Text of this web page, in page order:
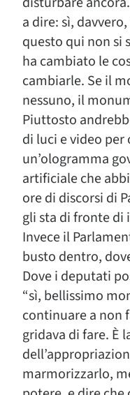
a dire: sì,
questo qui non si
ha cambiato le
cambiarle. Se il
nessuno, il
Piuttosto
di luci e video
un’ologramma
artificiale che
ore di discorsi di
gli sta di fronte di
Invece il
busto dentro,
Dove i deputati
“sì, bellissimo
continuare a non
gridava di fare. È
marmorizzarlo,